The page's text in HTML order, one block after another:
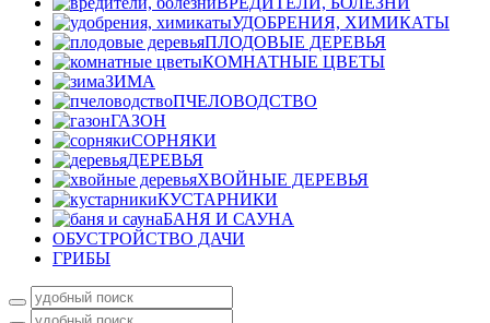
УДОБРЕНИЯ, ХИМИКАТЫ
ПЛОДОВЫЕ ДЕРЕВЬЯ
КОМНАТНЫЕ ЦВЕТЫ
ЗИМА
ПЧЕЛОВОДСТВО
ГАЗОН
СОРНЯКИ
ДЕРЕВЬЯ
ХВОЙНЫЕ ДЕРЕВЬЯ
КУСТАРНИКИ
БАНЯ И САУНА
ОБУСТРОЙСТВО ДАЧИ
ГРИБЫ